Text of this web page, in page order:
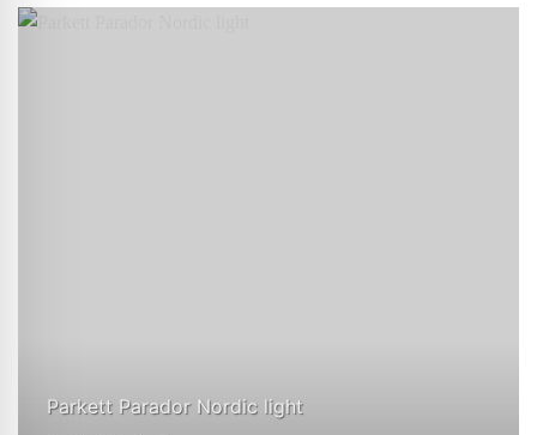
Parkett Parador Nordic light